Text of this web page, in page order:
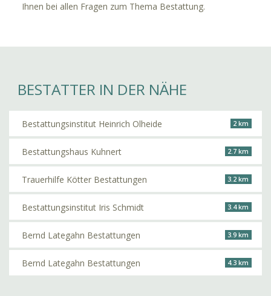
Ihnen bei allen Fragen zum Thema Bestattung.
BESTATTER IN DER NÄHE
Bestattungsinstitut Heinrich Olheide 2 km
Bestattungshaus Kuhnert 2.7 km
Trauerhilfe Kötter Bestattungen 3.2 km
Bestattungsinstitut Iris Schmidt 3.4 km
Bernd Lategahn Bestattungen 3.9 km
Bernd Lategahn Bestattungen 4.3 km